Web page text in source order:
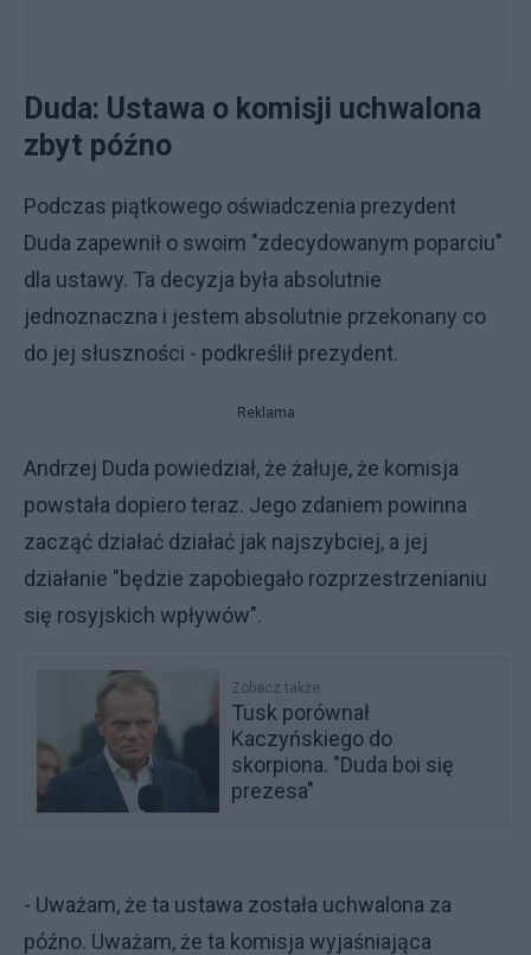
Duda: Ustawa o komisji uchwalona
zbyt późno
Podczas piątkowego oświadczenia prezydent
Duda zapewnił o swoim "zdecydowanym poparciu"
dla ustawy. Ta decyzja była absolutnie
jednoznaczna i jestem absolutnie przekonany co
do jej słuszności - podkreślił prezydent.
Reklama
Andrzej Duda powiedział, że żałuje, że komisja
powstała dopiero teraz. Jego zdaniem powinna
zacząć działać działać jak najszybciej, a jej
działanie "będzie zapobiegało rozprzestrzenianiu
się rosyjskich wpływów".
Zobacz także
Tusk porównał
Kaczyńskiego do
skorpiona. "Duda boi się
prezesa"
- Uważam, że ta ustawa została uchwalona za
późno. Uważam, że ta komisja wyjaśniająca